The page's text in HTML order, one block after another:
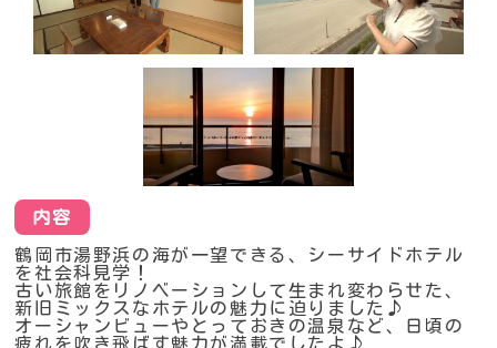
内容
鶴岡市湯野浜の海が一望できる、シーサイドホテル
を社会科見学！
古い旅館をリノベーションして生まれ変わらせた、
新旧ミックスなホテルの魅力に迫りました♪
オーシャンビューやとっておきの温泉など、日頃の
疲れを吹き飛ばす魅力が満載でしたよ♪